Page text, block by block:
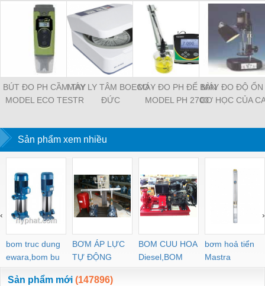
BÚT ĐO PH CẦM TAY
MODEL ECO TESTR
SINGAPORE
MÁY LY TÂM BOECO -
ĐỨC
MÁY ĐO PH ĐỂ BÀN
MODEL PH 2700
SINGAPORE
MÁY ĐO ĐỘ
CƠ HỌC CỦA
XUẤT XỨ ANH
Sản phẩm xem nhiều
bom truc dung
ewara,bom bu
ewara
BƠM ÁP LỰC
TỰ ĐỘNG
BOM CUU HOA
Diesel,BOM
CHUA CHAY
bơm hoả tiển
Mastra
‹ ›
Sản phẩm mới (147896)